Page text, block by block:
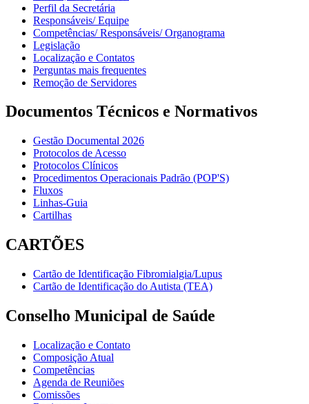
Perfil da Secretária
Responsáveis/ Equipe
Competências/ Responsáveis/ Organograma
Legislação
Localização e Contatos
Perguntas mais frequentes
Remoção de Servidores
Documentos Técnicos e Normativos
Gestão Documental 2026
Protocolos de Acesso
Protocolos Clínicos
Procedimentos Operacionais Padrão (POP'S)
Fluxos
Linhas-Guia
Cartilhas
CARTÕES
Cartão de Identificação Fibromialgia/Lupus
Cartão de Identificação do Autista (TEA)
Conselho Municipal de Saúde
Localização e Contato
Composição Atual
Competências
Agenda de Reuniões
Comissões